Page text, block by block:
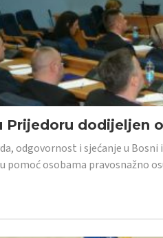
Prijedoru dodijeljen
odgovornost i sjećanje u
pomoć osobama pravosnažno